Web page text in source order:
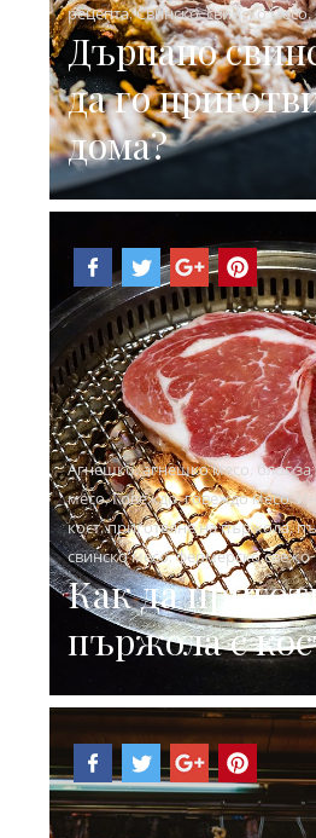
рецепта,Свинско,свинско месо,
Дърпано
да го
дома?
Агнешко,агнешко месо, блог
месо,Говеждо,говеждо месо,
кост,приготвяне на пържола,
свинско месо,фермерско свежо
Как да
пържола с